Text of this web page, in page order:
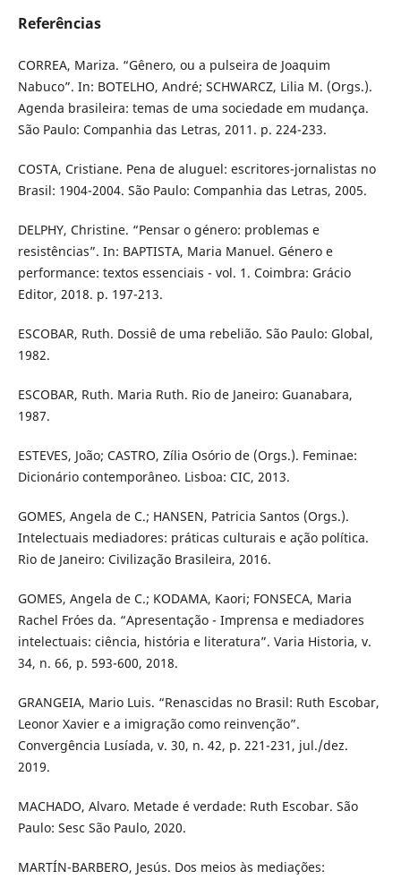
Referências
CORREA, Mariza. “Gênero, ou a pulseira de Joaquim
Nabuco”. In: BOTELHO, André; SCHWARCZ, Lilia M. (Orgs.).
Agenda brasileira: temas de uma sociedade em mudança.
São Paulo: Companhia das Letras, 2011. p. 224-233.
COSTA, Cristiane. Pena de aluguel: escritores-jornalistas no
Brasil: 1904-2004. São Paulo: Companhia das Letras, 2005.
DELPHY, Christine. “Pensar o género: problemas e
resistências”. In: BAPTISTA, Maria Manuel. Género e
performance: textos essenciais - vol. 1. Coimbra: Grácio
Editor, 2018. p. 197-213.
ESCOBAR, Ruth. Dossiê de uma rebelião. São Paulo: Global,
1982.
ESCOBAR, Ruth. Maria Ruth. Rio de Janeiro: Guanabara,
1987.
ESTEVES, João; CASTRO, Zília Osório de (Orgs.). Feminae:
Dicionário contemporâneo. Lisboa: CIC, 2013.
GOMES, Angela de C.; HANSEN, Patricia Santos (Orgs.).
Intelectuais mediadores: práticas culturais e ação política.
Rio de Janeiro: Civilização Brasileira, 2016.
GOMES, Angela de C.; KODAMA, Kaori; FONSECA, Maria
Rachel Fróes da. “Apresentação - Imprensa e mediadores
intelectuais: ciência, história e literatura”. Varia Historia, v.
34, n. 66, p. 593-600, 2018.
GRANGEIA, Mario Luis. “Renascidas no Brasil: Ruth Escobar,
Leonor Xavier e a imigração como reinvenção”.
Convergência Lusíada, v. 30, n. 42, p. 221-231, jul./dez.
2019.
MACHADO, Alvaro. Metade é verdade: Ruth Escobar. São
Paulo: Sesc São Paulo, 2020.
MARTÍN-BARBERO, Jesús. Dos meios às mediações: